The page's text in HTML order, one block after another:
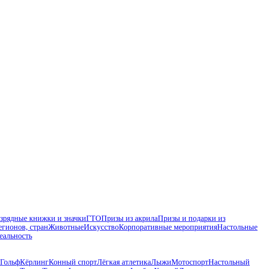
книжки и значкиГТОПризы из акрилаПризы и подарки из
странЖивотныеИскусствоКорпоративные мероприятияНастольные
ГольфКёрлингКонный спортЛёгкая атлетикаЛыжиМотоспортНастольный